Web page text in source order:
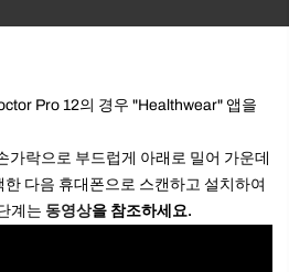
Pro 12의 경우 "Healthwear" 앱을
가락으로 부드럽게 아래로 밀어 가운데
다음 휴대폰으로 스캔하고 설치하여
계는 동영상을 참조하세요.